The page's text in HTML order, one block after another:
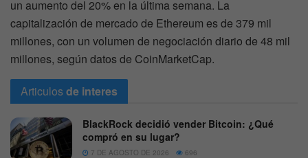
un aumento del 20% en la última semana. La
capitalización de mercado de Ethereum es de 379 mil
millones, con un volumen de negociación diario de 48 mil
millones, según datos de CoinMarketCap.
Articulosde interes
BlackRock decidió vender Bitcoin: ¿Qué
compró en su lugar?
7 DE AGOSTO DE 2026 696